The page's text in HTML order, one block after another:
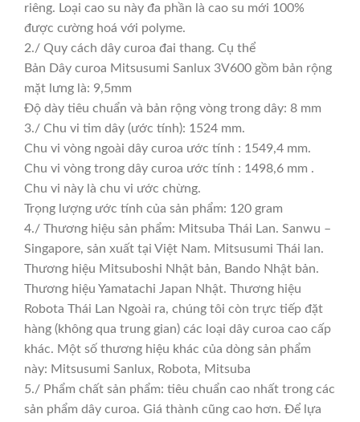
riêng. Loại cao su này đa phần là cao su mới 100%
được cường hoá với polyme.
2./ Quy cách dây curoa đai thang. Cụ thể
Bản Dây curoa Mitsusumi Sanlux 3V600 gồm bản rộng
mặt lưng là: 9,5mm
Độ dày tiêu chuẩn và bản rộng vòng trong dây: 8 mm
3./ Chu vi tim dây (ước tính): 1524 mm.
Chu vi vòng ngoài dây curoa ước tính : 1549,4 mm.
Chu vi vòng trong dây curoa ước tính : 1498,6 mm .
Chu vi này là chu vi ước chừng.
Trọng lượng ước tính của sản phẩm: 120 gram
4./ Thương hiệu sản phẩm: Mitsuba Thái Lan. Sanwu –
Singapore, sản xuất tại Việt Nam. Mitsusumi Thái lan.
Thương hiệu Mitsuboshi Nhật bản, Bando Nhật bản.
Thương hiệu Yamatachi Japan Nhật. Thương hiệu
Robota Thái Lan Ngoài ra, chúng tôi còn trực tiếp đặt
hàng (không qua trung gian) các loại dây curoa cao cấp
khác. Một số thương hiệu khác của dòng sản phẩm
này: Mitsusumi Sanlux, Robota, Mitsuba
5./ Phẩm chất sản phẩm: tiêu chuẩn cao nhất trong các
sản phẩm dây curoa. Giá thành cũng cao hơn. Để lựa